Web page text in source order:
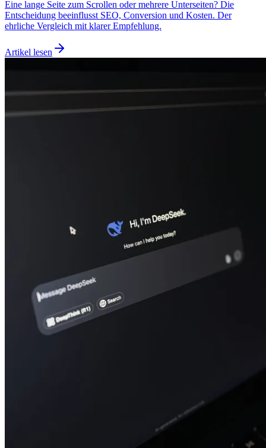
Eine lange Seite zum Scrollen oder mehrere Unterseiten? Die
Entscheidung beeinflusst SEO, Conversion und Kosten. Der
ehrliche Vergleich mit klarer Empfehlung.
Artikel lesen